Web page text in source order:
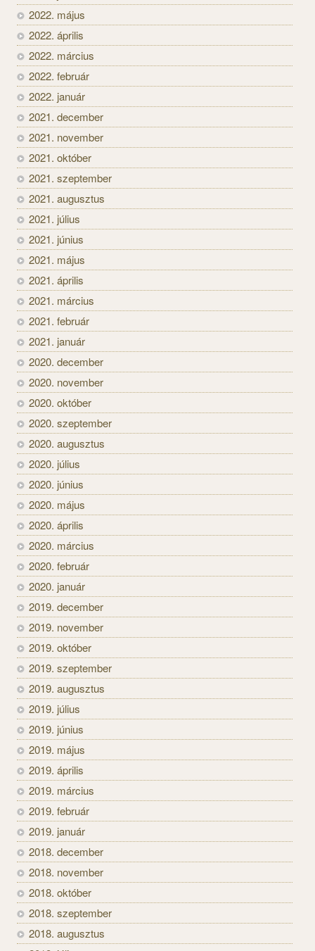
2022. május
2022. április
2022. március
2022. február
2022. január
2021. december
2021. november
2021. október
2021. szeptember
2021. augusztus
2021. július
2021. június
2021. május
2021. április
2021. március
2021. február
2021. január
2020. december
2020. november
2020. október
2020. szeptember
2020. augusztus
2020. július
2020. június
2020. május
2020. április
2020. március
2020. február
2020. január
2019. december
2019. november
2019. október
2019. szeptember
2019. augusztus
2019. július
2019. június
2019. május
2019. április
2019. március
2019. február
2019. január
2018. december
2018. november
2018. október
2018. szeptember
2018. augusztus